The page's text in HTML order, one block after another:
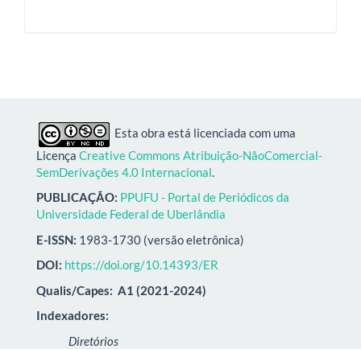
Esta obra está licenciada com uma
Licença Creative Commons Atribuição-NãoComercial-
SemDerivações 4.0 Internacional
PUBLICAÇÃO: PPUFU - Portal de Periódicos da
Universidade Federal de Uberlândia
E-ISSN: 1983-1730 (versão eletrônica)
DOI: https://doi.org/10.14393/ER
Qualis/Capes: A1 (2021-2024)
Indexadores:
Diretórios